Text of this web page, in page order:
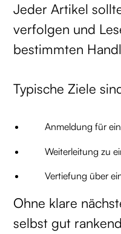
Jeder Artikel
verfolgen und
bestimmten
Typische Ziele
Anmeldung für
Weiterleitung zu
Vertiefung über
Ohne klare
selbst gut